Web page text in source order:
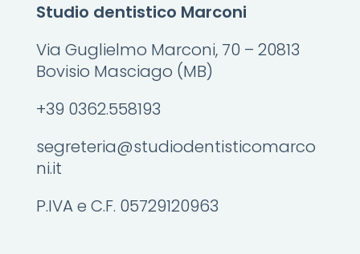
Studio dentistico Marconi
Via Guglielmo Marconi, 70 – 20813
Bovisio Masciago (MB)
+39 0362.558193
segreteria@studiodentisticomarco
ni.it
P.IVA e C.F. 05729120963